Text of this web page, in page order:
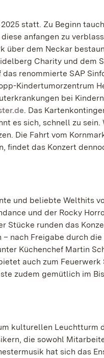
statt. Zu Beginn
anfangen zu
über dem Neckar
Charity und dem
renommierte SAP
Kindertumorzentrum
bei
. Das
es sich, schnell zu sein.
Die Fahrt vom
findet das Konzert
und beliebte Welthits
und der Rocky
Stücke runden das
nach Freigabe durch
Küchenchef Martin
auch zum Feuerwerk
zudem gemütlich im
kulturellen Leuchtturm
die sowohl
hat sich das